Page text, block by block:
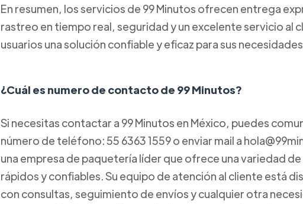
En resumen, los servicios de 99 Minutos ofrecen entrega
rastreo en tiempo real, seguridad y un excelente servicio al
usuarios una solución confiable y eficaz para sus
¿Cuál es numero de contacto de 99 Minutos?
Si necesitas contactar a 99 Minutos en México, puedes
número de teléfono: 55 6363 1559 o enviar mail a
una empresa de paquetería líder que ofrece una variedad
rápidos y confiables. Su equipo de atención al cliente está
con consultas, seguimiento de envíos y cualquier otra